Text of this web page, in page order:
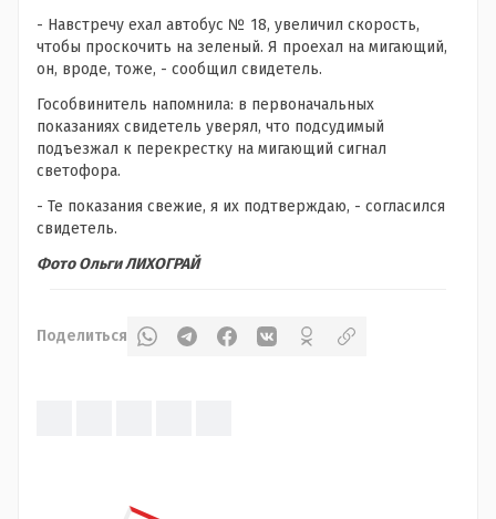
- Навстречу ехал автобус № 18, увеличил скорость,
чтобы проскочить на зеленый. Я проехал на мигающий,
он, вроде, тоже, - сообщил свидетель.
Гособвинитель напомнила: в первоначальных
показаниях свидетель уверял, что подсудимый
подъезжал к перекрестку на мигающий сигнал
светофора.
- Те показания свежие, я их подтверждаю, - согласился
свидетель.
Фото Ольги ЛИХОГРАЙ
Поделиться